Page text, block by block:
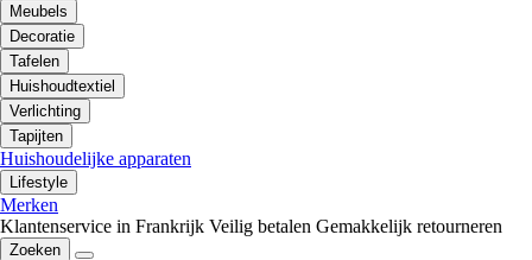
Meubels
Decoratie
Tafelen
Huishoudtextiel
Verlichting
Tapijten
Huishoudelijke apparaten
Lifestyle
Merken
Klantenservice in Frankrijk Veilig betalen Gemakkelijk retourneren
Zoeken